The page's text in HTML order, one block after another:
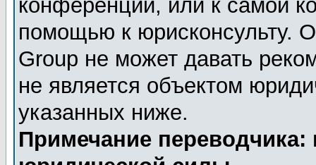
конференции, или к самой
помощью к юрисконсульту.
Group не может давать
не является объектом
указанных ниже.
Примечание